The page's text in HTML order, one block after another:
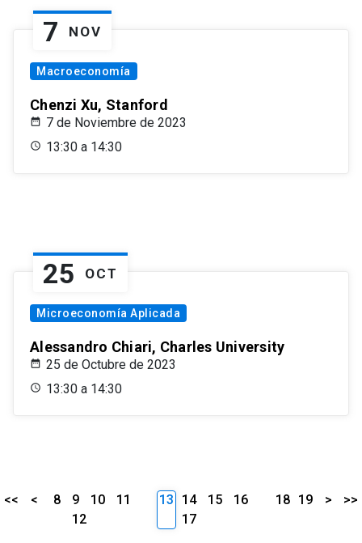
7 NOV
Macroeconomía
Chenzi Xu, Stanford
7 de Noviembre de 2023
13:30 a 14:30
25 OCT
Microeconomía Aplicada
Alessandro Chiari, Charles University
25 de Octubre de 2023
13:30 a 14:30
<< < 8 9 10
11
12
13 14 15
16
17
18 19 > >>